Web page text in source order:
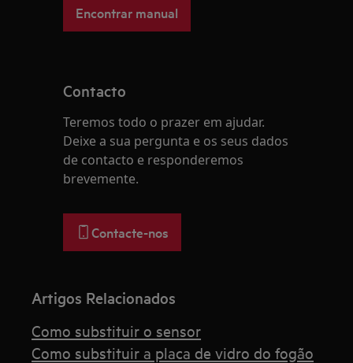
Encontrar manual
Contacto
Teremos todo o prazer em ajudar.
Deixe a sua pergunta e os seus dados
de contacto e responderemos
brevemente.
Contacte-nos
Artigos Relacionados
Como substituir o sensor
Como substituir a placa de vidro do fogão